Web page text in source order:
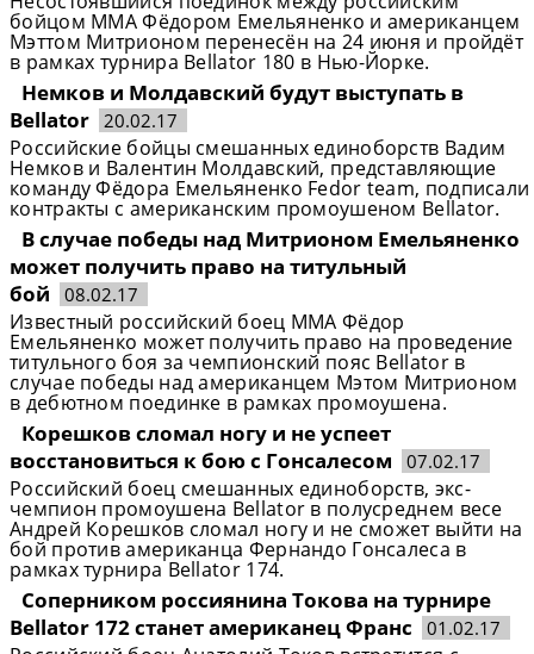
бойцом ММА Фёдором Емельяненко и американцем
Мэттом Митрионом перенесён на 24 июня и пройдёт
в рамках турнира Bellator 180 в Нью-Йорке.
Немков и Молдавский будут выступать в
Bellator 20.02.17
Российские бойцы смешанных единоборств Вадим
Немков и Валентин Молдавский, представляющие
команду Фёдора Емельяненко Fedor team, подписали
контракты с американским промоушеном Bellator.
В случае победы над Митрионом Емельяненко
может получить право на титульный
бой
08.02.17
Известный российский боец ММА Фёдор
Емельяненко может получить право на проведение
титульного боя за чемпионский пояс Bellator в
случае победы над американцем Мэтом Митрионом
в дебютном поединке в рамках промоушена.
Корешков сломал ногу и не успеет
восстановиться к бою с Гонсалесом
07.02.17
Российский боец смешанных единоборств, экс-
чемпион промоушена Bellator в полусреднем весе
Андрей Корешков сломал ногу и не сможет выйти на
бой против американца Фернандо Гонсалеса в
рамках турнира Bellator 174.
Соперником россиянина Токова на турнире
Bellator 172 станет американец Франс
01.02.17